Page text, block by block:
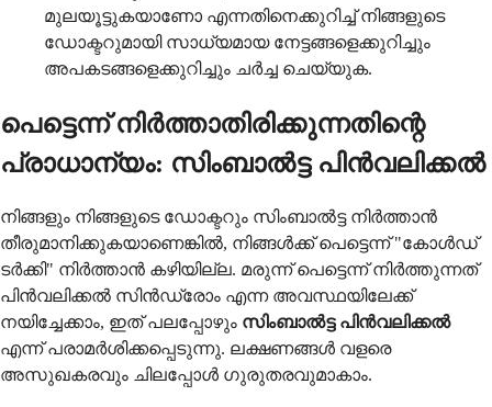
മുലയൂട്ടുകയാണോ എന്നതിനെക്കുറിച്ച് നിങ്ങളുടെ
ഡോക്ടറുമായി സാധ്യമായ നേട്ടങ്ങളെക്കുറിച്ചും
അപകടങ്ങളെക്കുറിച്ചും ചർച്ച ചെയ്യുക.
പെട്ടെന്ന് നിർത്താതിരിക്കുന്നതിന്റെ
പ്രാധാന്യം: സിംബാൽട്ട പിൻവലിക്കൽ
നിങ്ങളും നിങ്ങളുടെ ഡോക്ടറും സിംബാൽട്ട നിർത്താൻ
തീരുമാനിക്കുകയാണെങ്കിൽ, നിങ്ങൾക്ക് പെട്ടെന്ന് "കോൾഡ്
ടർക്കി" നിർത്താൻ കഴിയില്ല. മരുന്ന് പെട്ടെന്ന് നിർത്തുന്നത്
പിൻവലിക്കൽ സിൻഡ്രോം എന്ന അവസ്ഥയിലേക്ക്
നയിച്ചേക്കാം, ഇത് പലപ്പോഴും സിംബാൽട്ട പിൻവലിക്കൽ
എന്ന് പരാമർശിക്കപ്പെടുന്നു. ലക്ഷണങ്ങൾ വളരെ
അസുഖകരവും ചിലപ്പോൾ ഗുരുതരവുമാകാം.